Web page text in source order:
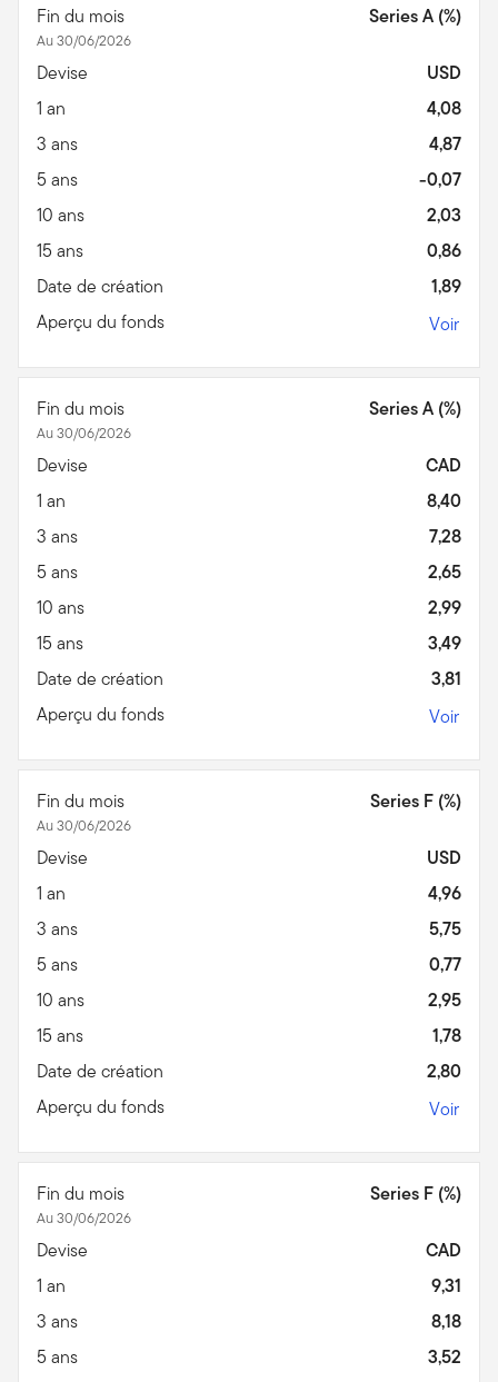
Fin du mois
Au 30/06/2026
Series A (%)
Devise
USD
1 an
4,08
3 ans
4,87
5 ans
-0,07
10 ans
2,03
15 ans
0,86
Date de création
1,89
Aperçu du fonds
Voir
Fin du mois
Au 30/06/2026
Series A (%)
Devise
CAD
1 an
8,40
3 ans
7,28
5 ans
2,65
10 ans
2,99
15 ans
3,49
Date de création
3,81
Aperçu du fonds
Voir
Fin du mois
Au 30/06/2026
Series F (%)
Devise
USD
1 an
4,96
3 ans
5,75
5 ans
0,77
10 ans
2,95
15 ans
1,78
Date de création
2,80
Aperçu du fonds
Voir
Fin du mois
Au 30/06/2026
Series F (%)
Devise
CAD
1 an
9,31
3 ans
8,18
5 ans
3,52